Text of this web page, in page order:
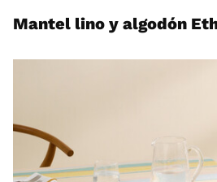
Mantel lino y algodón